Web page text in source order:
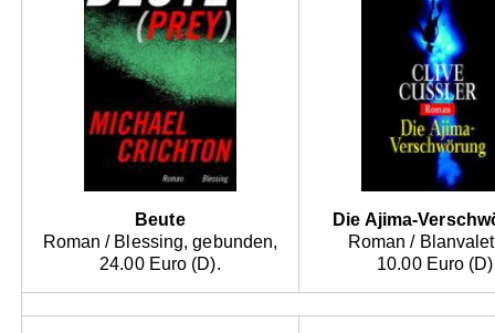
Beute
Roman / Blessing, gebunden,
24.00 Euro (D).
Die Ajima-
Roman /
10.00 Euro